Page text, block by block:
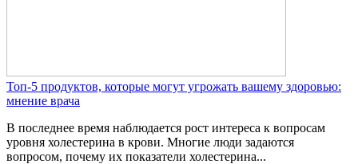
Топ-5 продуктов, которые могут угрожать вашему здоровью:
мнение врача
В последнее время наблюдается рост интереса к вопросам
уровня холестерина в крови. Многие люди задаются
вопросом, почему их показатели холестерина...